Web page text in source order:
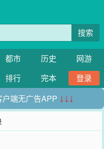
搜索
都市 历史
网游
排行 完本
登录
端无广告APP ↓↓↓